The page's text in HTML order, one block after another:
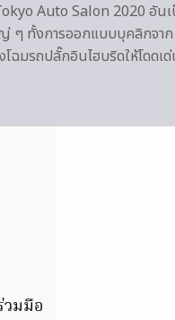
Auto Salon 2020 อัน
ๆ ทั้งการออกแบบบุคลิกจา
ฉมรถปลั๊กอินไฮบริดให้โดดเ
วมมือ